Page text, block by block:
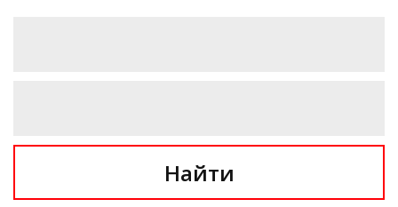
Найти